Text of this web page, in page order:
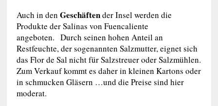
Auch in den Geschäftender Insel werden die
Produkte der Salinas von Fuencaliente
angeboten. Durch seinen hohen Anteil an
Restfeuchte, der sogenannten Salzmutter, eignet sich
das Flor de Sal nicht für Salzstreuer oder Salzmühlen.
Zum Verkauf kommt es daher in kleinen Kartons oder
in schmucken Gläsern …und die Preise sind hier
moderat.